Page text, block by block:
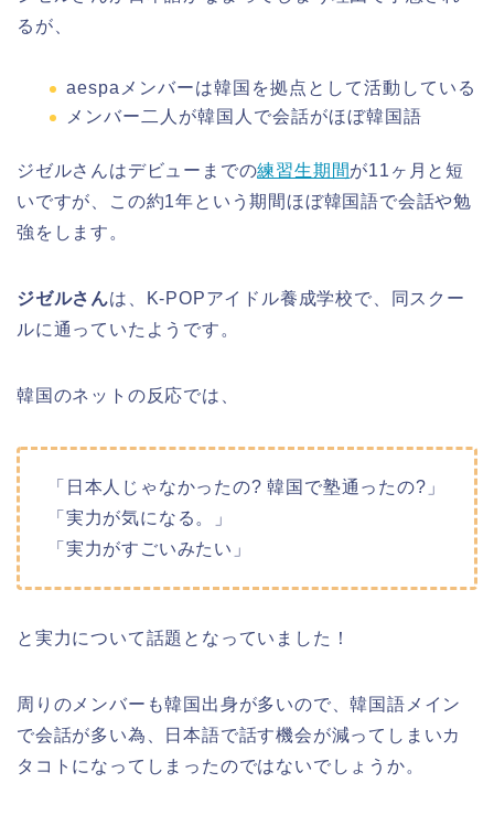
るが、
aespaメンバーは韓国を拠点として活動している
メンバー二人が韓国人で会話がほぼ韓国語
ジゼルさんはデビューまでの練習生期間が11ヶ月と短
いですが、この約1年という期間ほぼ韓国語で会話や勉
強をします。
ジゼルさんは、K-POPアイドル養成学校で、同スクー
ルに通っていたようです。
韓国のネットの反応では、
「日本人じゃなかったの? 韓国で塾通ったの?」
「実力が気になる。」
「実力がすごいみたい」
と実力について話題となっていました！
周りのメンバーも韓国出身が多いので、韓国語メイン
で会話が多い為、日本語で話す機会が減ってしまいカ
タコトになってしまったのではないでしょうか。